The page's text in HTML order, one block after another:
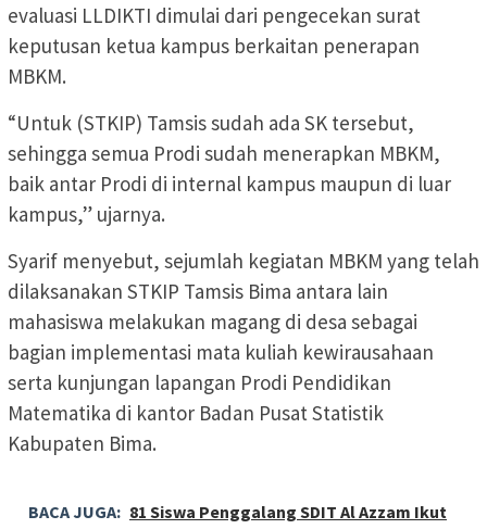
evaluasi LLDIKTI dimulai dari pengecekan surat
keputusan ketua kampus berkaitan penerapan
MBKM.
“Untuk (STKIP) Tamsis sudah ada SK tersebut,
sehingga semua Prodi sudah menerapkan MBKM,
baik antar Prodi di internal kampus maupun di luar
kampus,” ujarnya.
Syarif menyebut, sejumlah kegiatan MBKM yang telah
dilaksanakan STKIP Tamsis Bima antara lain
mahasiswa melakukan magang di desa sebagai
bagian implementasi mata kuliah kewirausahaan
serta kunjungan lapangan Prodi Pendidikan
Matematika di kantor Badan Pusat Statistik
Kabupaten Bima.
BACA JUGA: 81 Siswa Penggalang SDIT Al Azzam Ikut